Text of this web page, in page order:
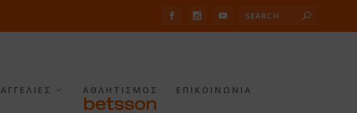
ΑΓΓΕΛΙΕΣ ΑΘΛΗΤΙΣΜΟΣ ΕΠΙΚΟΙΝΩΝΙΑ